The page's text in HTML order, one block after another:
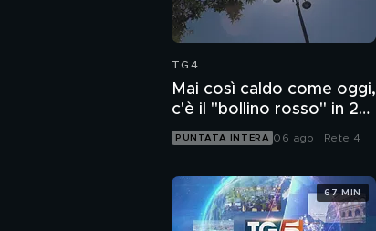
TG4
Mai così caldo come oggi,
c'è il "bollino rosso" in 27
città
PUNTATA INTERA 06 ago | Rete 4
67 MIN